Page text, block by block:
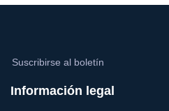
Suscribirse al boletín
Información legal